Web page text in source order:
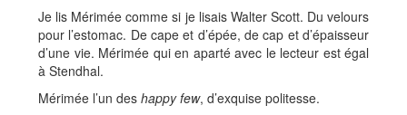
Je lis Mérimée comme si je lisais Walter Scott. Du velours
pour l’estomac. De cape et d’épée, de cap et d’épaisseur
d’une vie. Mérimée qui en aparté avec le lecteur est égal
à Stendhal.
Mérimée l’un des happy few, d’exquise politesse.